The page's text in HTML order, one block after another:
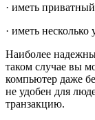
· иметь
· иметь несколько
Наиболее
таком случае вы
компьютер даже
не удобен для
транзакцию.